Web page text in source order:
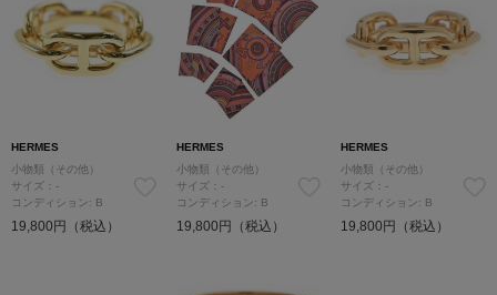
HERMES
小物類（その他）
サイズ：-
コンディション: B
19,800円（税込）
HERMES
小物類（その他）
サイズ：-
コンディション: B
19,800円（税込）
HERMES
小物類（その他）
サイズ：-
コンディション: B
19,800円（税込）